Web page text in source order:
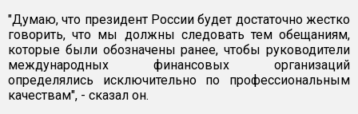
"Думаю, что президент России будет достаточно жестко
говорить, что мы должны следовать тем обещаниям,
которые были обозначены ранее, чтобы руководители
международных финансовых организаций
определялись исключительно по профессиональным
качествам", - сказал он.